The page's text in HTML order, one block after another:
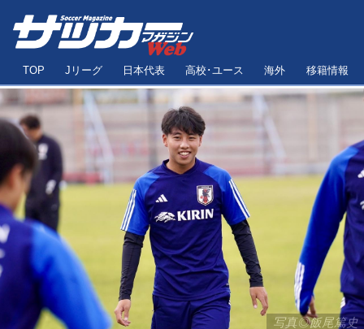
TOP Jリーグ 日本代表 高校･ユース 海外 移籍情報
写真◎飯尾篤史